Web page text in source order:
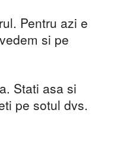
Pentru azi e
si pe
Stati asa si
pe sotul dvs.